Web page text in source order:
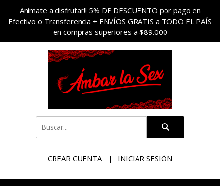
Animate a disfrutar!! 5% DE DESCUENTO por pago en
Efectivo o Transferencia + ENVÍOS GRATIS a TODO EL PAÍS
en compras superiores a $89.000
CREAR CUENTA INICIAR SESIÓN